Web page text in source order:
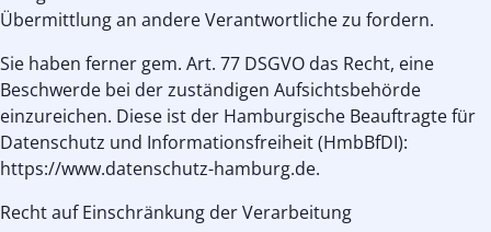
Übermittlung an andere Verantwortliche zu fordern.
Sie haben ferner gem. Art. 77 DSGVO das Recht, eine
Beschwerde bei der zuständigen Aufsichtsbehörde
einzureichen. Diese ist der Hamburgische Beauftragte für
Datenschutz und Informationsfreiheit (HmbBfDI):
https://www.datenschutz-hamburg.de.
Recht auf Einschränkung der Verarbeitung